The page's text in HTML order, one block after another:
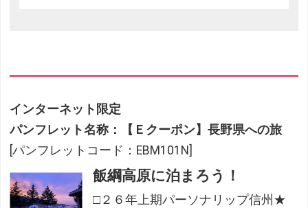
インターネット限定
パンフレット名称：【Ｅクーポン】長野県への旅
[パンフレットコード：EBM101N]
飯綱高原に泊まろう！
□２６年上期パーソナリップ信州★